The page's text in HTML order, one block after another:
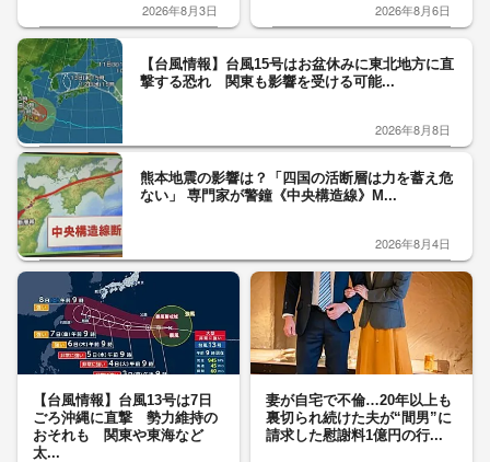
2026年8月3日 2026年8月6日
【台風情報】台風15号はお盆休みに東北地方に直
撃する恐れ 関東も影響を受ける可能...
2026年8月8日
熊本地震の影響は？「四国の活断層は力を蓄え危
ない」 専門家が警鐘《中央構造線》M...
2026年8月4日
【台風情報】台風13号は7日
ごろ沖縄に直撃 勢力維持の
おそれも 関東や東海など
太...
妻が自宅で不倫…20年以上も
裏切られ続けた夫が“間男”に
請求した慰謝料1億円の行...